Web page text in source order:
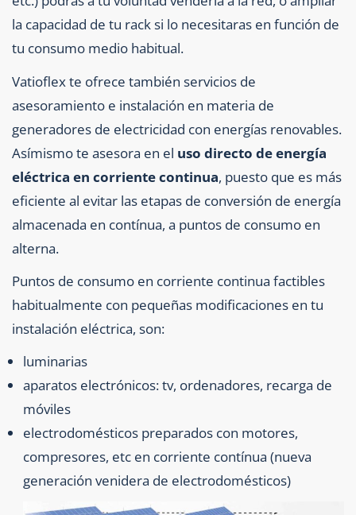
la capacidad de tu rack si lo necesitaras en función de
tu consumo medio habitual.
Vatioflex te ofrece también servicios de
asesoramiento e instalación en materia de
generadores de electricidad con energías renovables.
Asímismo te asesora en el uso directo de energía
eléctrica en corriente continua, puesto que es más
eficiente al evitar las etapas de conversión de energía
almacenada en contínua, a puntos de consumo en
alterna.
Puntos de consumo en corriente continua factibles
habitualmente con pequeñas modificaciones en tu
instalación eléctrica, son:
luminarias
aparatos electrónicos: tv, ordenadores, recarga de
móviles
electrodomésticos preparados con motores,
compresores, etc en corriente contínua (nueva
generación venidera de electrodomésticos)